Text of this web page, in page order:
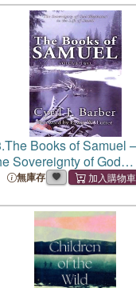
The Books of Samuel
Sovereignty of God
in the Life of
無庫存